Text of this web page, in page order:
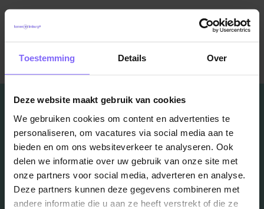
Toestemming Details Over
Deze website maakt gebruik van cookies
We gebruiken cookies om content en advertenties te
personaliseren, om vacatures via social media aan te
bieden en om ons websiteverkeer te analyseren. Ook
delen we informatie over uw gebruik van onze site met
onze partners voor social media, adverteren en analyse.
Deze partners kunnen deze gegevens combineren met
andere informatie die u aan ze heeft verstrekt of die ze
Vacatures
in je mailbox?